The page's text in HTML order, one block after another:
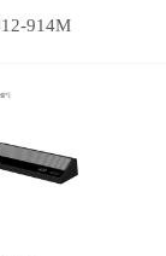
914M